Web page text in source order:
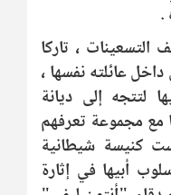
.
، تاركا
عائلته نفسها ،
لتتجه إلى ديانة
مجموعة تعرفهم
كنيسة شيطانية
أبيها في إثارة